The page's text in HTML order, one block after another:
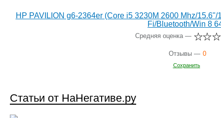
HP PAVILION g6-2364er (Core i5 3230M 2600 Mhz/
Fi/Bluetooth/Win 8
Средняя оценка —
Отзывы — 0
Сохранить
Статьи от НаНегативе.ру